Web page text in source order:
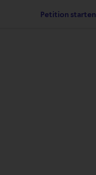
Petition starten